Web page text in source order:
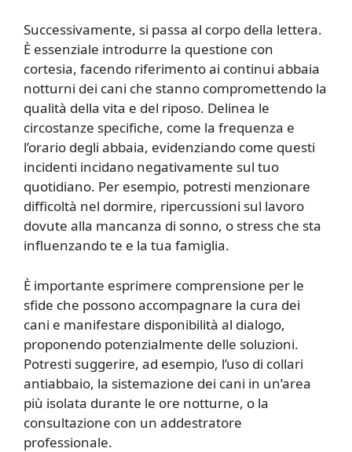
Successivamente, si passa al corpo della lettera.
È essenziale introdurre la questione con
cortesia, facendo riferimento ai continui abbaia
notturni dei cani che stanno compromettendo la
qualità della vita e del riposo. Delinea le
circostanze specifiche, come la frequenza e
l’orario degli abbaia, evidenziando come questi
incidenti incidano negativamente sul tuo
quotidiano. Per esempio, potresti menzionare
difficoltà nel dormire, ripercussioni sul lavoro
dovute alla mancanza di sonno, o stress che sta
influenzando te e la tua famiglia.
È importante esprimere comprensione per le
sfide che possono accompagnare la cura dei
cani e manifestare disponibilità al dialogo,
proponendo potenzialmente delle soluzioni.
Potresti suggerire, ad esempio, l’uso di collari
antiabbaio, la sistemazione dei cani in un’area
più isolata durante le ore notturne, o la
consultazione con un addestratore
professionale.